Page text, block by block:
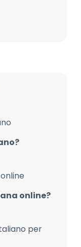
online?